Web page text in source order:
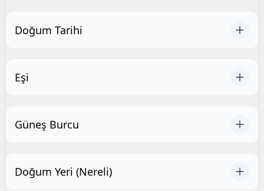
Doğum Tarihi
Eşi
Güneş Burcu
Doğum Yeri (Nereli)